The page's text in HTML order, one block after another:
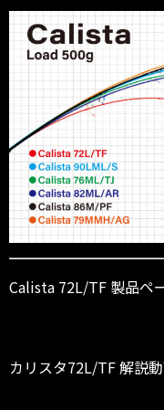
Calista 72L/TF 製品ペ
カリスタ72L/TF 解説